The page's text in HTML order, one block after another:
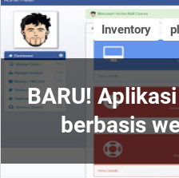
BARU!
berbasis
Inventory